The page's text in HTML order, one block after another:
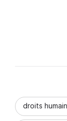
droits